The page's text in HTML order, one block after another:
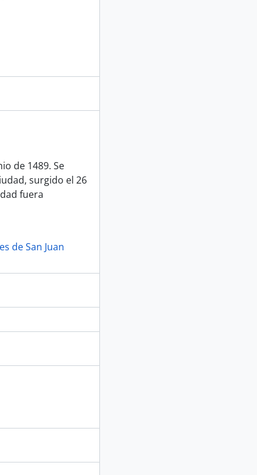
de 1489. Se
surgido el 26
fuera
de San Juan